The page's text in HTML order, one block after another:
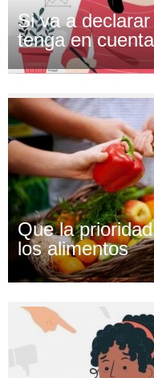
Si va a
tenga en
Que la
los alimentos